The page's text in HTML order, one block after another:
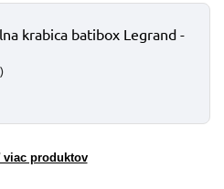
krabica batibox Legrand -
produktov